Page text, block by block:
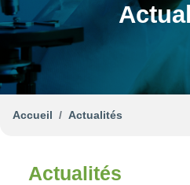
Accueil Actualités
Actualités